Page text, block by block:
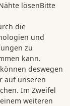
lösenBitte
die
und
zu
kann.
deswegen
auf unseren
Im Zweifel
weiteren